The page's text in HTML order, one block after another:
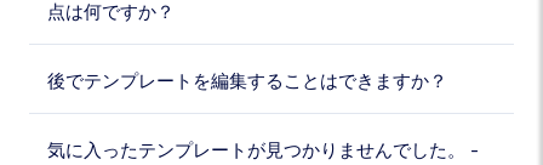
点は何ですか？
後でテンプレートを編集することはできますか？
気に入ったテンプレートが見つかりませんでした。 -